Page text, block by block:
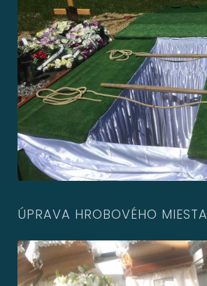
ÚPRAVA HROBOVÉHO MIESTA